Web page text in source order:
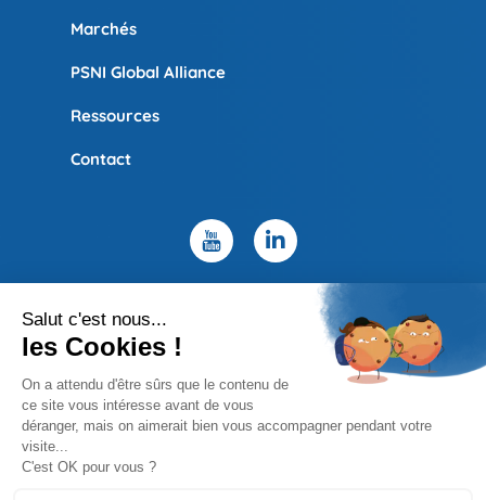
Marchés
PSNI Global Alliance
Ressources
Contact
Politique de confidentialité Mentions légales
Site map
Copyright © 2026 UBIC – Design by